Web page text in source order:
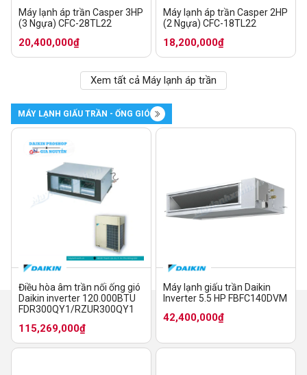
Máy lạnh áp trần Casper 3HP
(3 Ngựa) CFC-28TL22
20,400,000₫
Máy lạnh áp trần Casper 2HP
(2 Ngựa) CFC-18TL22
18,200,000₫
Xem tất cả Máy lạnh áp trần
MÁY LẠNH GIẤU TRẦN - ỐNG GIÓ
Điều hòa âm trần nối ống gió
Daikin inverter 120.000BTU
FDR300QY1/RZUR300QY1
115,269,000₫
Máy lạnh giấu trần Daikin
Inverter 5.5 HP FBFC140DVM
42,400,000₫